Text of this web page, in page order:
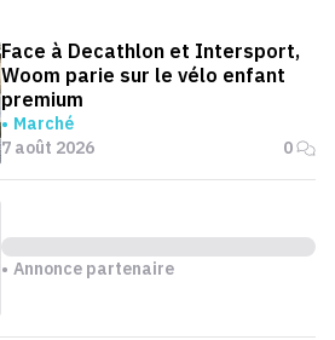
Face à Decathlon et Intersport,
Woom parie sur le vélo enfant
premium
Marché
7 août 2026
0
Annonce partenaire